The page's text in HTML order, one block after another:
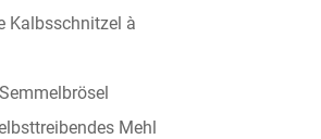
Kalbsschnitzel à
Semmelbrösel
Mehl